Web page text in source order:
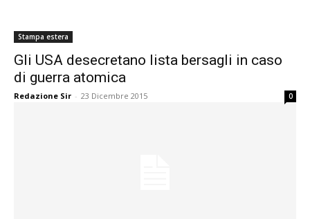
Stampa estera
Gli USA desecretano lista bersagli in caso
di guerra atomica
Redazione Sir - 23 Dicembre 2015 0